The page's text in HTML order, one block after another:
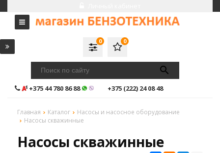
0
0
+375 44 780 86 88 +375 (222) 24 08 48
Главная Каталог
Насосы и насосное оборудование
Насосы скважинные
Насосы скважинные